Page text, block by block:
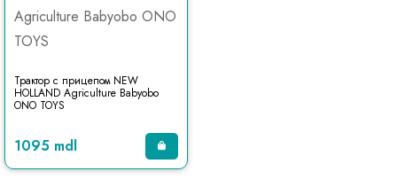
Трактор с прицепом NEW
HOLLAND Agriculture Babyobo
ONO TOYS
1095 mdl